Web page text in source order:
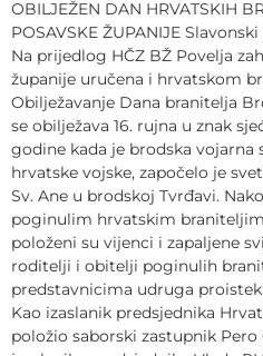
OBILJEŽEN DAN HRVATSKIH
POSAVSKE ŽUPANIJE
Na prijedlog HČZ BŽ Povelja
županije uručena i hrvatskom
Obilježavanje Dana branitelja
se obilježava 16. rujna u znak
godine kada je brodska vojarna
hrvatske vojske, započelo je
Sv. Ane u brodskoj Tvrđavi.
poginulim hrvatskim
položeni su vijenci i zapaljene
roditelji i obitelji poginulih
predstavnicima udruga
Kao izaslanik predsjednika
položio saborski zastupnik